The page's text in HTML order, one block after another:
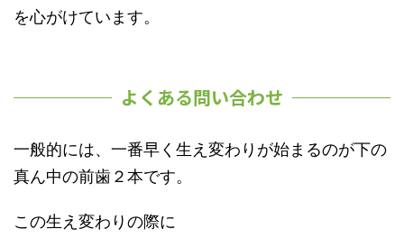
を心がけています。
よくある問い合わせ
一般的には、一番早く生え変わりが始まるのが下の
真ん中の前歯２本です。
この生え変わりの際に